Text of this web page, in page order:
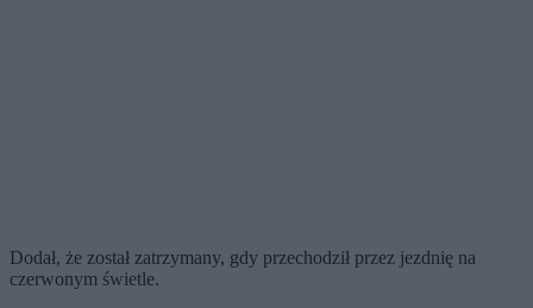
Dodał, że został zatrzymany, gdy przechodził przez jezdnię na
czerwonym świetle.